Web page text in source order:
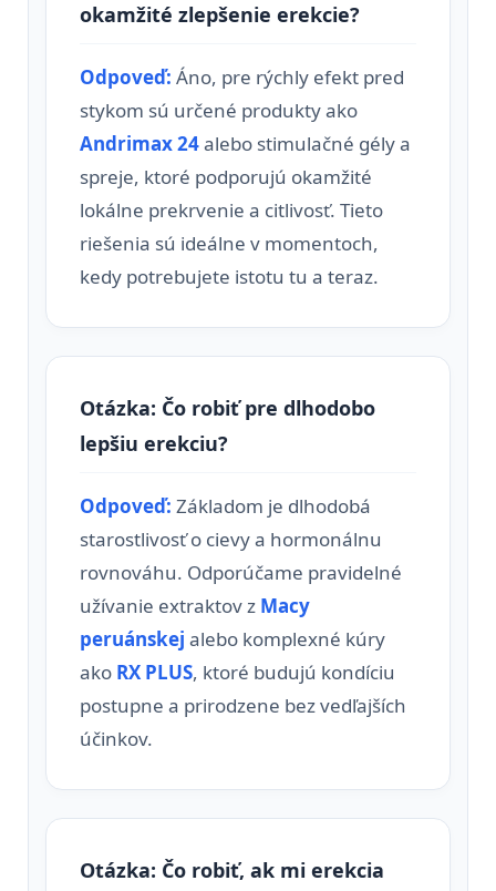
okamžité zlepšenie erekcie?
Odpoveď: Áno, pre rýchly efekt pred
stykom sú určené produkty ako
Andrimax 24alebo stimulačné gély a
spreje, ktoré podporujú okamžité
lokálne prekrvenie a citlivosť. Tieto
riešenia sú ideálne v momentoch,
kedy potrebujete istotu tu a teraz.
Otázka: Čo robiť pre dlhodobo
lepšiu erekciu?
Odpoveď: Základom je dlhodobá
starostlivosť o cievy a hormonálnu
rovnováhu. Odporúčame pravidelné
užívanie extraktov z Macy
peruánskej alebo komplexné kúry
ako RX PLUS, ktoré budujú kondíciu
postupne a prirodzene bez vedľajších
účinkov.
Otázka: Čo robiť, ak mi erekcia